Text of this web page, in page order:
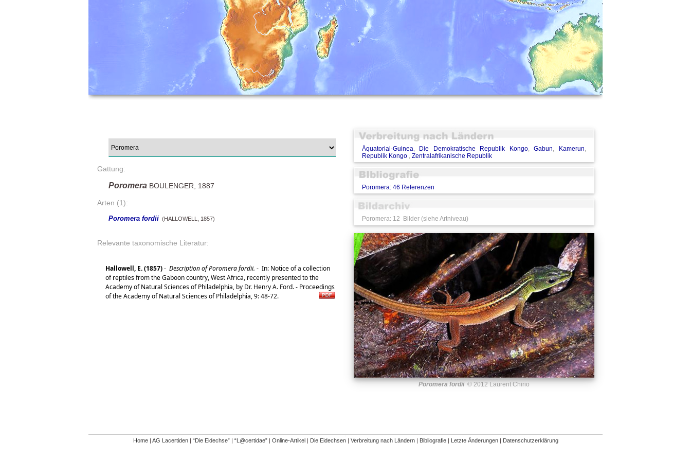
Gattung:
Poromera BOULENGER, 1887
Arten (1):
Poromera fordii (HALLOWELL, 1857)
Relevante taxonomische Literatur:
Hallowell, E. (1857)- Description of Poromera fordii. - In: Notice of a collection
of reptiles from the Gaboon country, West Africa, recently presented to the
Academy of Natural Sciences of Philadelphia, by Dr. Henry A. Ford. - Proceedings
of the Academy of Natural Sciences of Philadelphia, 9: 48-72.
Äquatorial-Guinea, Die Demokratische Republik Kongo,Gabun, Kamerun,
Republik Kongo , Zentralafrikanische Republik
Poromera: 46 Referenzen
Poromera: 12 Bilder (siehe Artniveau)
Poromera fordii© 2012 Laurent Chirio
Home| AG Lacertiden| “Die Eidechse”| “L@certidae”| Online-Artikel| Die Eidechsen| Verbreitung nach Ländern| Bibliografie| Letzte Änderungen| Datenschutzerklärung